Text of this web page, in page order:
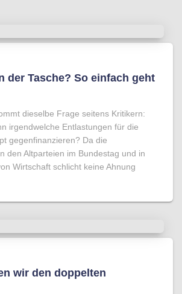
der Tasche? So einfach geht
dieselbe Frage seitens Kritikern:
irgendwelche Entlastungen für die
gegenfinanzieren? Da die
den Altparteien im Bundestag und in
Wirtschaft schlicht keine Ahnung
wir den doppelten